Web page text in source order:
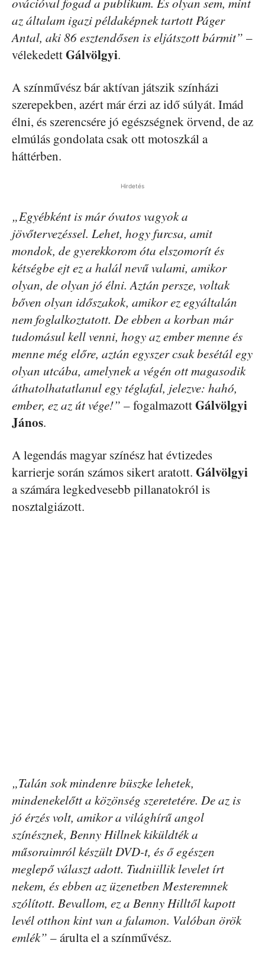
az általam igazi példaképnek tartott Páger
Antal, aki 86 esztendősen is eljátszott bármit” –
vélekedettGálvölgyi.
A színművész bár aktívan játszik színházi
szerepekben, azért már érzi az idő súlyát. Imád
élni, és szerencsére jó egészségnek örvend, de az
elmúlás gondolata csak ott motoszkál a
háttérben.
Hirdetés
„Egyébként is már óvatos vagyok a
jövőtervezéssel. Lehet, hogy furcsa, amit
mondok, de gyerekkorom óta elszomorít és
kétségbe ejt ez a halál nevű valami, amikor
olyan, de olyan jó élni. Aztán persze, voltak
bőven olyan időszakok, amikor ez egyáltalán
nem foglalkoztatott. De ebben a korban már
tudomásul kell venni, hogy az ember menne és
menne még előre, aztán egyszer csak besétál egy
olyan utcába, amelynek a végén ott magasodik
áthatolhatatlanul egy téglafal, jelezve: hahó,
ember, ez az út vége!” – fogalmazottGálvölgyi
János.
A legendás magyar színész hat évtizedes
karrierje során számos sikert aratott. Gálvölgyi
a számára legkedvesebb pillanatokról is
nosztalgiázott.
„Talán sok mindenre büszke lehetek,
mindenekelőtt a közönség szeretetére. De az is
jó érzés volt, amikor a világhírű angol
színésznek, Benny Hillnek kiküldték a
műsoraimról készült DVD-t, és ő egészen
meglepő választ adott. Tudniillik levelet írt
nekem, és ebben az üzenetben Mesteremnek
szólított. Bevallom, ez a Benny Hilltől kapott
levél otthon kint van a falamon. Valóban örök
emlék” – árulta el a színművész.